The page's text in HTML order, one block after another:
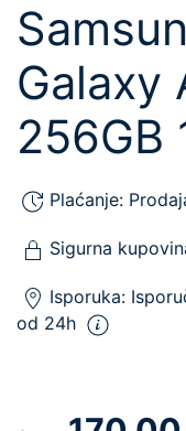
Galaxy
256GB
Plaćanje:
Sigurna
Isporuka:
od 24h